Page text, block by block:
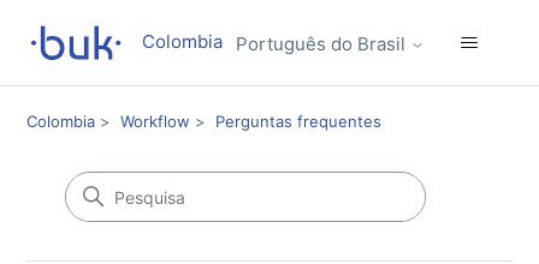
Colombia Português do Brasil
Colombia Workflow Perguntas frequentes